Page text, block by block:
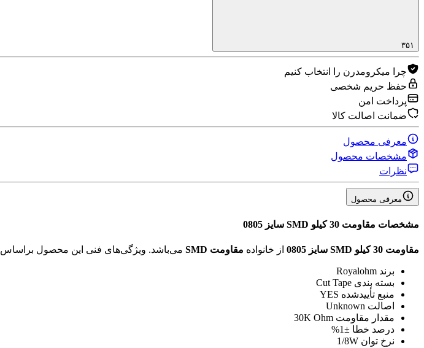
۳۵۱
چرا میکرومدرن را انتخاب کنیم
حفظ حریم شخصی
پرداخت امن
ضمانت اصالت کالا
معرفی محصول
مشخصات محصول
نظرات
معرفی محصول
مشخصات مقاومت 30 کیلو SMD سایز 0805
مقاومت 30 کیلو SMD سایز 0805 از خانواده مقاومت SMD می‌باشد. ویژگی‌های فنی این محصول براساس
برند Royalohm
بسته بندی Cut Tape
منبع تأیید‌شده YES
اصالت Unknown
مقدار مقاومت 30K Ohm
درصد خطا ±1%
نرخ توان 1/8W